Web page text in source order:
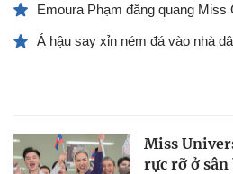
Emoura Phạm đăng quang Miss
Á hậu say xỉn ném đá vào nhà
Miss
rực rỡ ở sân